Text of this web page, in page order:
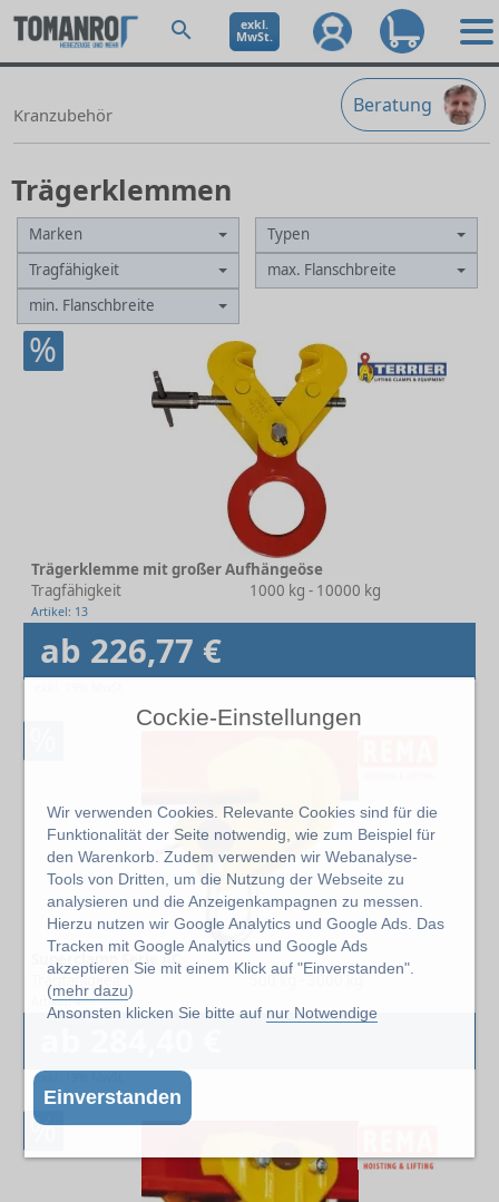
Cockie-Einstellungen
Wir verwenden Cookies. Relevante Cookies sind für die
Funktionalität der Seite notwendig, wie zum Beispiel für
den Warenkorb. Zudem verwenden wir Webanalyse-
Tools von Dritten, um die Nutzung der Webseite zu
analysieren und die Anzeigenkampagnen zu messen.
Hierzu nutzen wir Google Analytics und Google Ads. Das
Tracken mit Google Analytics und Google Ads
akzeptieren Sie mit einem Klick auf "Einverstanden".
(mehr dazu)
Ansonsten klicken Sie bitte auf nur Notwendige
Einverstanden
exkl.
MwSt.
Beratung
Kranzubehör
Trägerklemmen
Marken
Typen
Tragfähigkeit
max. Flanschbreite
min. Flanschbreite
%
Trägerklemme mit großer Aufhängeöse
Tragfähigkeit
1000 kg - 10000 kg
Artikel: 13
ab 226,77 €
Superclamp Serie AC
Tragfähigkeit
500 kg - 3000 kg
Artikel: 4
exkl. 19% MwSt.
%